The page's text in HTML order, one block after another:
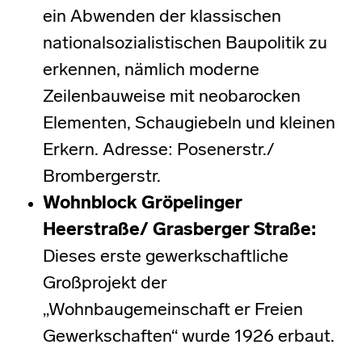
ein Abwenden der klassischen
nationalsozialistischen Baupolitik zu
erkennen, nämlich moderne
Zeilenbauweise mit neobarocken
Elementen, Schaugiebeln und kleinen
Erkern. Adresse: Posenerstr./
Brombergerstr.
Wohnblock Gröpelinger
Heerstraße/ Grasberger Straße:
Dieses erste gewerkschaftliche
Großprojekt der
„Wohnbaugemeinschaft er Freien
Gewerkschaften“ wurde 1926 erbaut.